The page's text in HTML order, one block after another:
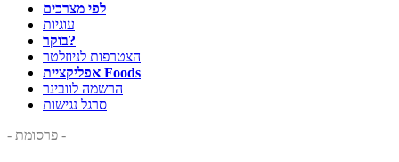
לפי מצרכים
עוגיות
בוקר?
הצטרפות לניוזלטר
אפליקציית Foods
הרשמה לוובינר
סרגל נגישות
- פרסומת -